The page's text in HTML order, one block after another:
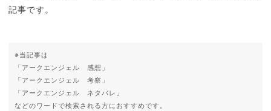
記事です。
※当記事は
「アークエンジェル 感想」
「アークエンジェル 考察」
「アークエンジェル ネタバレ」
などのワードで検索される方におすすめです。